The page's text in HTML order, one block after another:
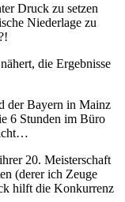
Druck zu setzen
Niederlage zu
die Ergebnisse
der Bayern in Mainz
6 Stunden im Büro
20. Meisterschaft
(derer ich Zeuge
hilft die Konkurrenz